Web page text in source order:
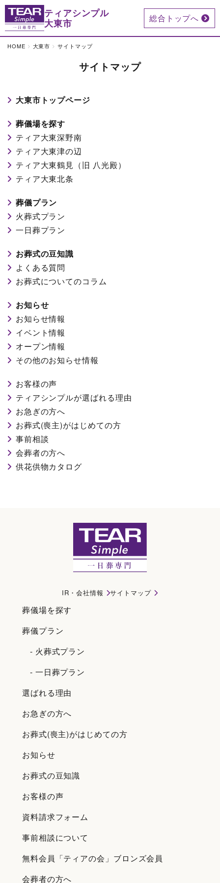
ティアシンプル
大東市
総合トップへ
HOME 大東市 サイトマップ
サイトマップ
大東市トップページ
葬儀場を探す
ティア大東深野南
ティア大東津の辺
ティア大東鶴見（旧 八光殿）
ティア大東北条
葬儀プラン
火葬式プラン
一日葬プラン
お葬式の豆知識
よくある質問
お葬式についてのコラム
お知らせ
お知らせ情報
イベント情報
オープン情報
その他のお知らせ情報
お客様の声
ティアシンプルが選ばれる理由
お急ぎの方へ
お葬式(喪主)がはじめての方
事前相談
会葬者の方へ
供花供物カタログ
IR・会社情報 サイトマップ
葬儀場を探す
葬儀プラン
- 火葬式プラン
- 一日葬プラン
選ばれる理由
お急ぎの方へ
お葬式(喪主)がはじめての方
お知らせ
お葬式の豆知識
お客様の声
資料請求フォーム
事前相談について
無料会員「ティアの会」ブロンズ会員
会葬者の方へ